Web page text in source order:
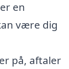
en
være dig
på, aftaler